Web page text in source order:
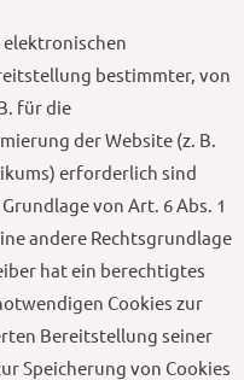
bestimmter, von
für die
der Website (z. B.
erforderlich sind
von Art. 6 Abs. 1
andere Rechtsgrundlage
hat ein berechtigtes
Cookies zur
Bereitstellung seiner
Speicherung von Cookies